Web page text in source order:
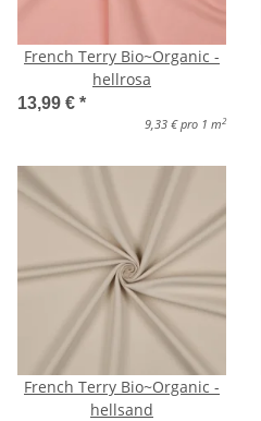
French Terry Bio~Organic -
hellrosa
13,99 € *
9,33 € pro 1 m 2
French Terry Bio~Organic -
hellsand